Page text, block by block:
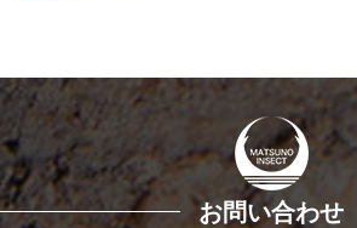
お問い合わせ